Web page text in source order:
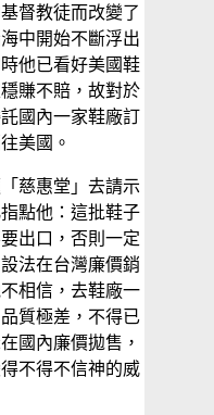
督教徒而改變了
中開始不斷浮出
他已看好美國鞋
賺不賠，故對於
國內一家鞋廠訂
美國。
慈惠堂」去請示
點他：這批鞋子
出口，否則一定
法在台灣廉價銷
相信，去鞋廠一
質極差，不得已
國內廉價拋售，
不得不信神的威